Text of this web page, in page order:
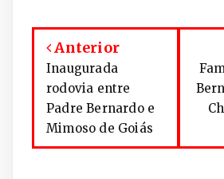
Anterior
Inaugurada
rodovia entre
Padre Bernardo e
Mimoso de Goiás